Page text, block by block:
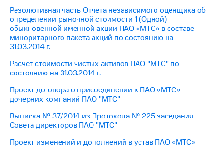
акционерам
Документы
ПАО
"МТС"
Собрания
Личный
кабинет
Акционерный
капитал
Контроль
и
аудит
Рынок
Резолютивная часть Отчета независимого оценщика об
определении рыночной стоимости 1 (Одной)
обыкновенной именной акции ПАО «МТС» в составе
миноритарного пакета акций по состоянию на
31.03.2014 г.
Расчет стоимости чистых активов ПАО "МТС" по
состоянию на 31.03.2014 г.
Проект договора о присоединении к ПАО «МТС»
дочерних компаний ПАО "МТС"
Выписка № 37/2014 из Протокола № 225 заседания
Совета директоров ПАО "МТС"
Проект изменений и дополнений в устав ПАО «МТС»